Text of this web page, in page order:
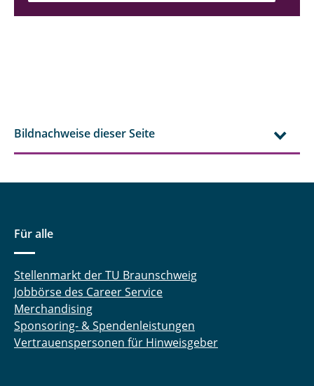
Bildnachweise dieser Seite
Für alle
Stellenmarkt der TU Braunschweig
Jobbörse des Career Service
Merchandising
Sponsoring- & Spendenleistungen
Vertrauenspersonen für Hinweisgeber